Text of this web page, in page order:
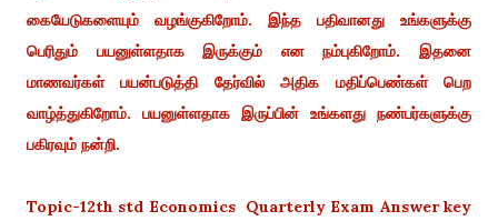
கையேடுகளையும் வழங்குகிறோம். இந்த பதிவானது உங்களுக்கு
பெரிதும் பயனுள்ளதாக இருக்கும் என நம்புகிறோம். இதனை
மாணவர்கள் பயன்படுத்தி தேர்வில் அதிக மதிப்பெண்கள் பெற
வாழ்த்துகிறோம். பயனுள்ளதாக இருப்பின் உங்களது நண்பர்களுக்கு
பகிரவும் நன்றி.
Topic-12th std Economics Quarterly Exam Answer key